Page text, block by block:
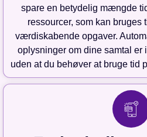
spare en betydelig mængde
ressourcer, som kan bruges
værdiskabende opgaver.
oplysninger om dine samtal er
uden at du behøver at bruge tid